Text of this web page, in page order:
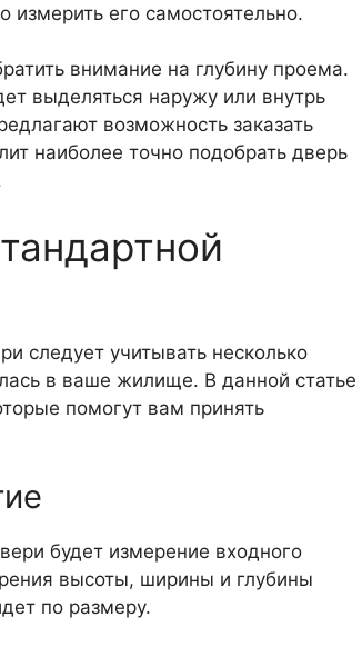
измерить его самостоятельно.
внимание на глубину проема.
выделяться наружу или внутрь
возможность заказать
наиболее точно подобрать дверь
следует учитывать несколько
в ваше жилище. В данной статье
помогут вам принять
будет измерение входного
высоты, ширины и глубины
по размеру.